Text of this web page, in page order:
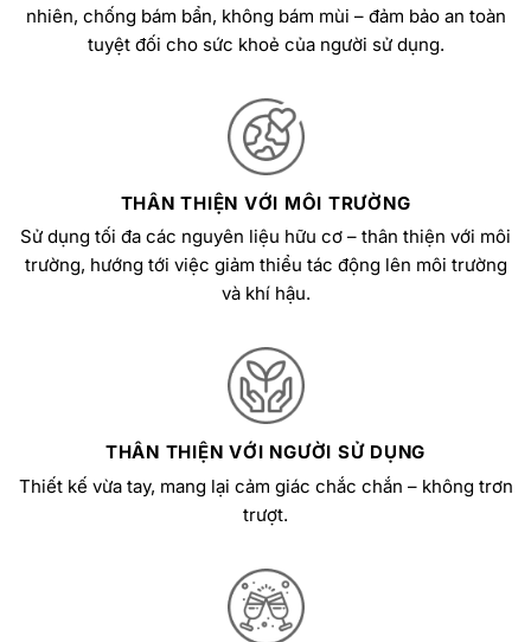
nhiên, chống bám bẩn, không bám mùi – đảm bảo an toàn
tuyệt đối cho sức khoẻ của người sử dụng.
THÂN THIỆN VỚI MÔI TRƯỜNG
Sử dụng tối đa các nguyên liệu hữu cơ – thân thiện với môi
trường, hướng tới việc giảm thiểu tác động lên môi trường
và khí hậu.
THÂN THIỆN VỚI NGƯỜI SỬ DỤNG
Thiết kế vừa tay, mang lại cảm giác chắc chắn – không trơn
trượt.